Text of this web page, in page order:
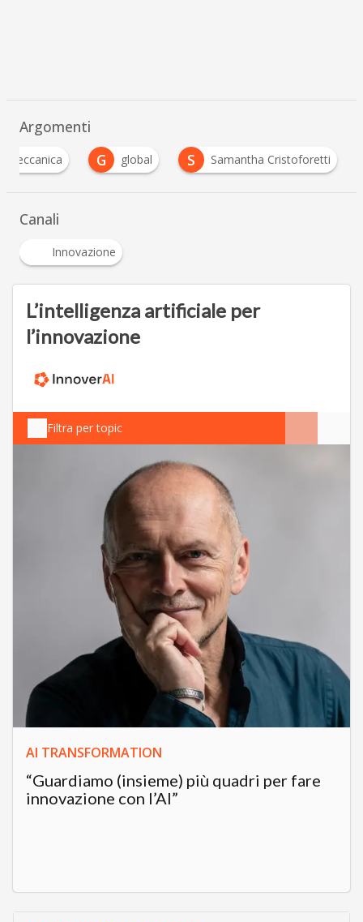
Argomenti
G global S Samantha Cristoforetti
Canali
Innovazione
L’intelligenza artificiale per
l’innovazione
Filtra per topic
AI TRANSFORMATION
“Guardiamo (insieme) più quadri per fare
innovazione con l’AI”